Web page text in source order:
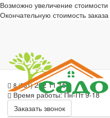
Возможно увеличение
Окончательную стоимость
8 (831)262 11 15
Время работы: Пн-Пт 9-18
Заказать звонок